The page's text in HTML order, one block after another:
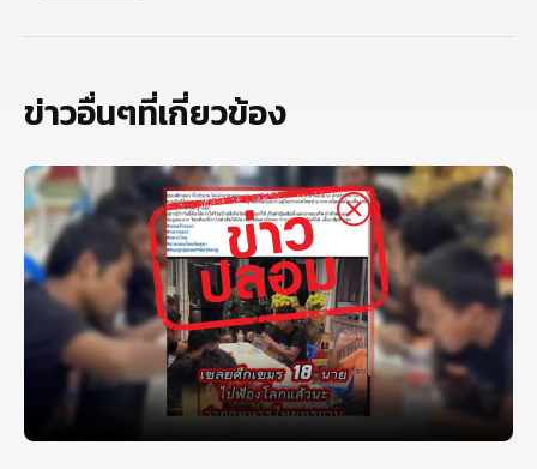
ข่าวอื่นๆที่เกี่ยวข้อง